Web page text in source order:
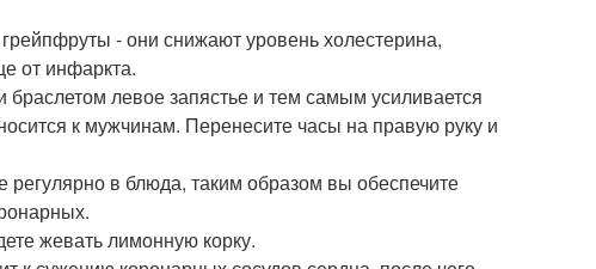
- они снижают уровень холестерина,
от инфаркта.
левое запястье и тем самым усиливается
к мужчинам. Перенесите часы на правую руку и
регулярно в блюда, таким образом вы обеспечите
жевать лимонную корку.